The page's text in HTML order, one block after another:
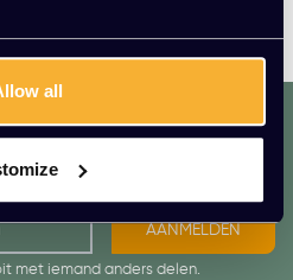
all
of actie.
AANMELDEN
met iemand anders delen.